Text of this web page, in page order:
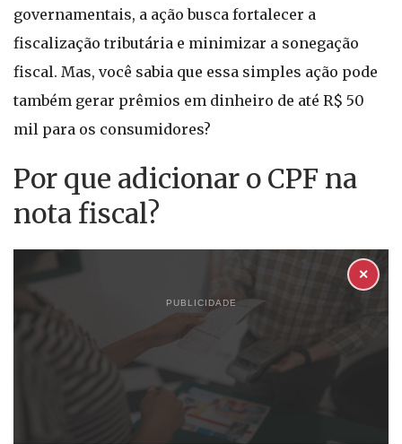
governamentais, a ação busca fortalecer a
fiscalização tributária e minimizar a sonegação
fiscal. Mas, você sabia que essa simples ação pode
também gerar prêmios em dinheiro de até R$ 50
mil para os consumidores?
Por que adicionar o CPF na
nota fiscal?
PUBLICIDADE
✕